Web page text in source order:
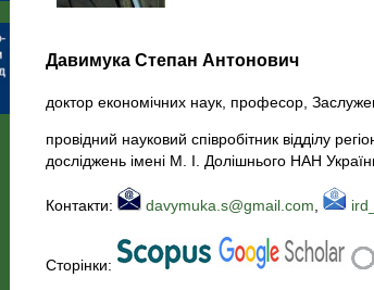
Давимука Степан Антонович
доктор економічних наук, професор,
провідний науковий співробітник відділу
досліджень імені М. І. Долішнього НАН
Контакти: davymuka.s@gmail.com
Сторінки: